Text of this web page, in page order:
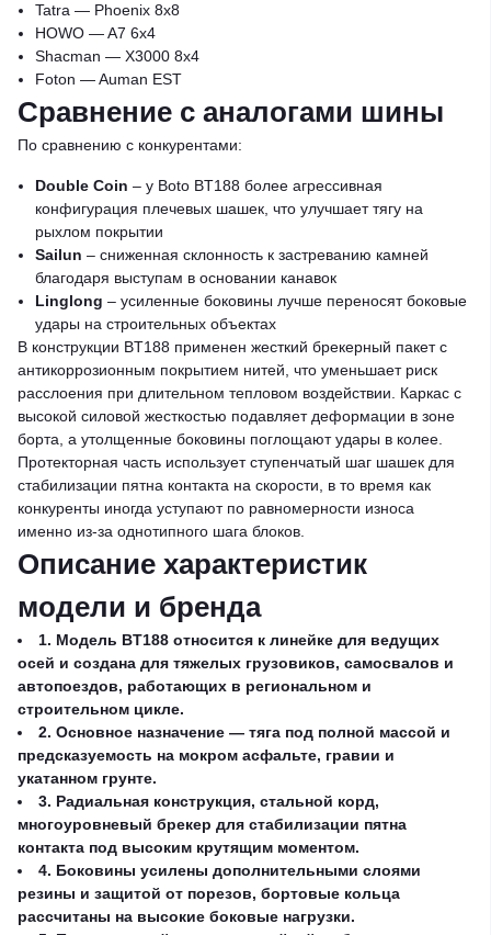
Tatra — Phoenix 8x8
HOWO — A7 6x4
Shacman — X3000 8x4
Foton — Auman EST
Сравнение с аналогами шины
По сравнению с конкурентами:
Double Coin – у Boto BT188 более агрессивная
конфигурация плечевых шашек, что улучшает тягу на
рыхлом покрытии
Sailun – сниженная склонность к застреванию камней
благодаря выступам в основании канавок
Linglong – усиленные боковины лучше переносят боковые
удары на строительных объектах
В конструкции BT188 применен жесткий брекерный пакет с
антикоррозионным покрытием нитей, что уменьшает риск
расслоения при длительном тепловом воздействии. Каркас с
высокой силовой жесткостью подавляет деформации в зоне
борта, а утолщенные боковины поглощают удары в колее.
Протекторная часть использует ступенчатый шаг шашек для
стабилизации пятна контакта на скорости, в то время как
конкуренты иногда уступают по равномерности износа
именно из-за однотипного шага блоков.
Описание характеристик
модели и бренда
1. Модель BT188 относится к линейке для ведущих
осей и создана для тяжелых грузовиков, самосвалов и
автопоездов, работающих в региональном и
строительном цикле.
2. Основное назначение — тяга под полной массой и
предсказуемость на мокром асфальте, гравии и
укатанном грунте.
3. Радиальная конструкция, стальной корд,
многоуровневый брекер для стабилизации пятна
контакта под высоким крутящим моментом.
4. Боковины усилены дополнительными слоями
резины и защитой от порезов, бортовые кольца
рассчитаны на высокие боковые нагрузки.